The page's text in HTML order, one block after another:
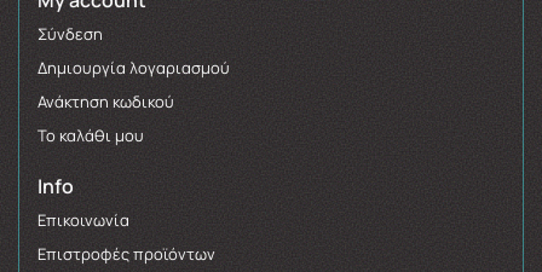
Σύνδεση
Δημιουργία λογαριασμού
Ανάκτηση κωδικού
Το καλάθι μου
Info
Επικοινωνία
Επιστροφές προϊόντων